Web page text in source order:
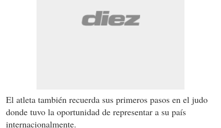
El atleta también recuerda sus primeros pasos en el judo
donde tuvo la oportunidad de representar a su país
internacionalmente.